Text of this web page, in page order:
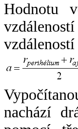
Hodnotu
nachází